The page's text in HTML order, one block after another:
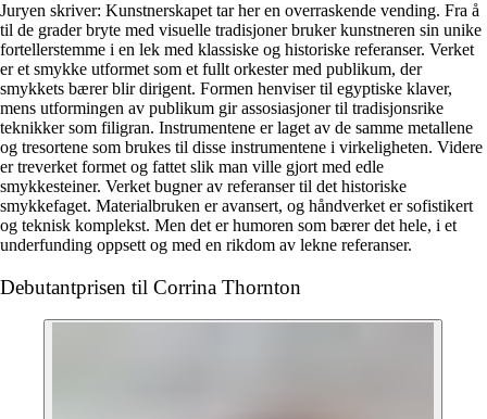
Juryen skriver: Kunstnerskapet tar her en overraskende vending. Fra å
til de grader bryte med visuelle tradisjoner bruker kunstneren sin unike
fortellerstemme i en lek med klassiske og historiske referanser. Verket
er et smykke utformet som et fullt orkester med publikum, der
smykkets bærer blir dirigent. Formen henviser til egyptiske klaver,
mens utformingen av publikum gir assosiasjoner til tradisjonsrike
teknikker som filigran. Instrumentene er laget av de samme metallene
og tresortene som brukes til disse instrumentene i virkeligheten. Videre
er treverket formet og fattet slik man ville gjort med edle
smykkesteiner. Verket bugner av referanser til det historiske
smykkefaget. Materialbruken er avansert, og håndverket er sofistikert
og teknisk komplekst. Men det er humoren som bærer det hele, i et
underfunding oppsett og med en rikdom av lekne referanser.
Debutantprisen til Corrina Thornton